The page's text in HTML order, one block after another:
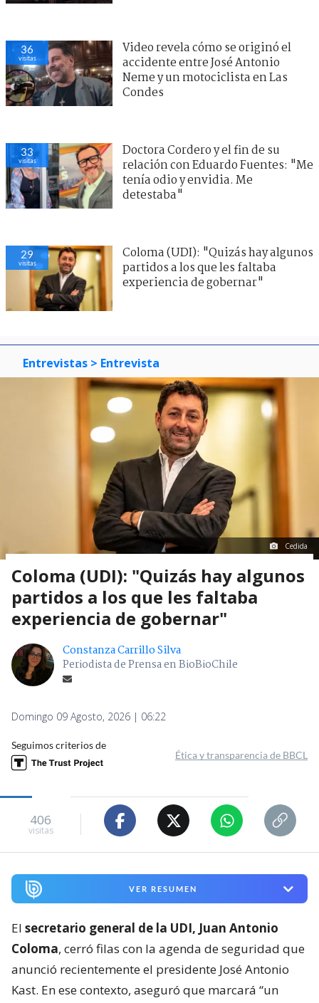
36
visitas
Video revela cómo se originó el
accidente entre José Antonio
Neme y un motociclista en Las
Condes
33
visitas
Doctora Cordero y el fin de su
relación con Eduardo Fuentes: "Me
tenía odio y envidia. Me
detestaba"
29
visitas
Coloma (UDI): "Quizás hay algunos
partidos a los que les faltaba
experiencia de gobernar"
Entrevistas > Entrevista
Cedida
Coloma (UDI): "Quizás hay algunos
partidos a los que les faltaba
experiencia de gobernar"
Constanza Carrillo Silva
Periodista de Prensa en BioBioChile
Domingo 09 Agosto, 2026 | 06:22
Seguimos criterios de
Ética y transparencia de BBCL
406
visitas
VER RESUMEN
El secretario general de la UDI, Juan Antonio
Coloma, cerró filas con la agenda de seguridad que
anunció recientemente el presidente José Antonio
Kast. En ese contexto, aseguró que marcará “un